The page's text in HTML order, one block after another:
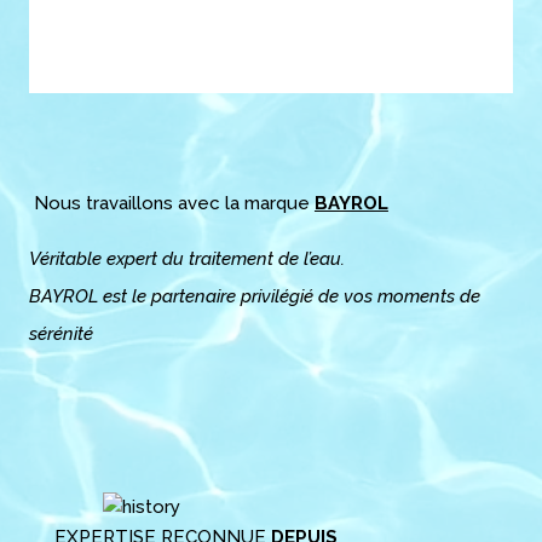
Nous travaillons avec la marqueBAYROL
Véritable expert du traitement de l’eau.
BAYROL est le partenaire privilégié de vos moments de
sérénité
EXPERTISE RECONNUE DEPUIS